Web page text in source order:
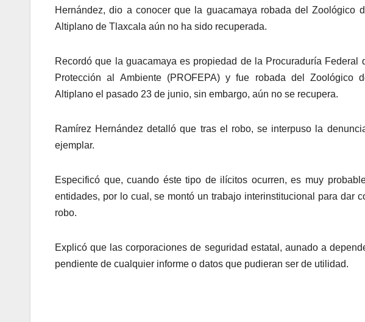
Hernández, dio a conocer que la guacamaya robada del Zoológico
Altiplano de Tlaxcala aún no ha sido recuperada.
Recordó que la guacamaya es propiedad de la Procuraduría Federal
Protección al Ambiente (PROFEPA) y fue robada del Zoológico
Altiplano el pasado 23 de junio, sin embargo, aún no se recupera.
Ramírez Hernández detalló que tras el robo, se interpuso la
ejemplar.
Especificó que, cuando éste tipo de ilícitos ocurren, es muy
entidades, por lo cual, se montó un trabajo interinstitucional para dar
robo.
Explicó que las corporaciones de seguridad estatal, aunado a
pendiente de cualquier informe o datos que pudieran ser de utilidad.